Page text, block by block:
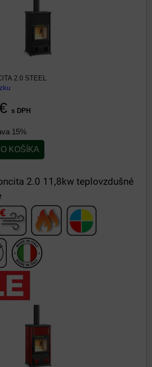
2.0 STEEL
s DPH
15%
KOŠÍKA
2.0 11,8kw teplovzdušné